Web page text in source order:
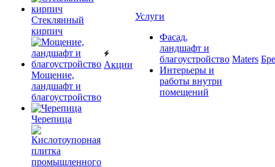
Cтеклянный
кирпич
Мощение,
ландшафт и
благоустройство
Черепица
Акции
Услуги
Фасад,
ландшафт и
благоустройство
Интерьеры и
работы внутри
помещений
Maters